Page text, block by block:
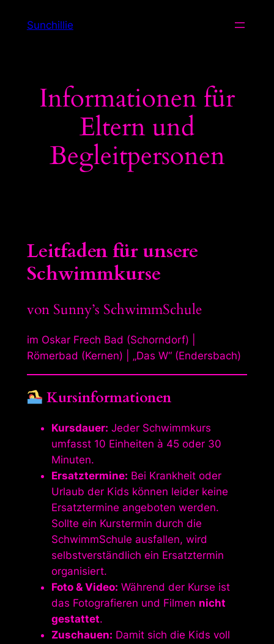
InhaltSunchillie
Informationen für
Eltern und
Begleitpersonen
Leitfaden für unsere
Schwimmkurse
von Sunny’s SchwimmSchule
im Oskar Frech Bad (Schorndorf) |
Römerbad (Kernen) | „Das W“ (Endersbach)
Kursinformationen
Kursdauer: Jeder Schwimmkurs
umfasst 10 Einheiten à 45 oder 30
Minuten.
Ersatztermine: Bei Krankheit oder
Urlaub der Kids können leider keine
Ersatztermine angeboten werden.
Sollte ein Kurstermin durch die
SchwimmSchule ausfallen, wird
selbstverständlich ein Ersatztermin
organisiert.
Foto & Video: Während der Kurse ist
das Fotografieren und Filmen nicht
gestattet.
Zuschauen: Damit sich die Kids voll